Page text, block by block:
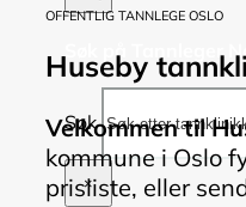
Søk på Tannleger
Søk
×
OFFENTLIG TANNLEGE OSLO
Huseby
Velkommen til
kommune i Oslo
prisliste, eller